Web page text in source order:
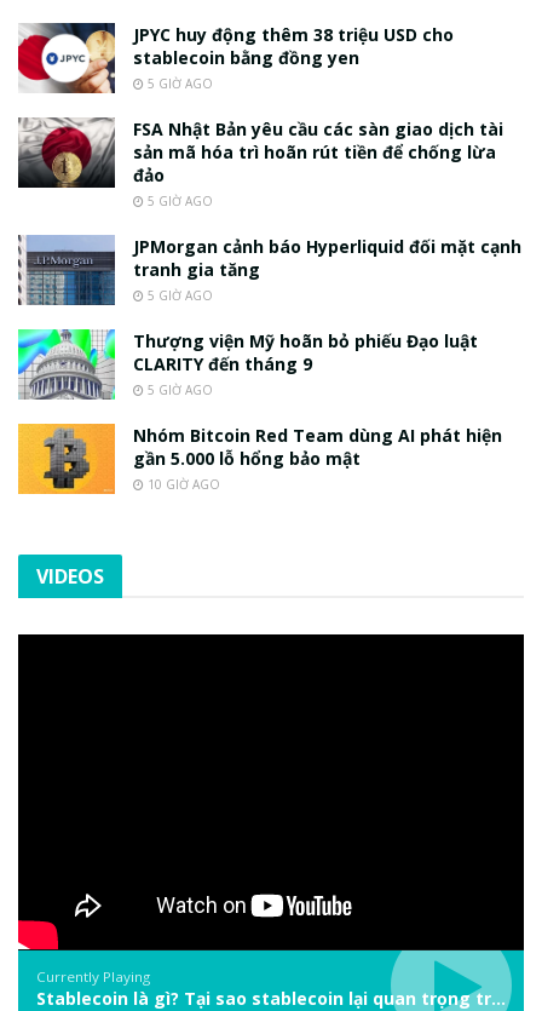
JPYC huy động thêm 38 triệu USD cho
stablecoin bằng đồng yen
5 GIỜ AGO
FSA Nhật Bản yêu cầu các sàn giao dịch tài
sản mã hóa trì hoãn rút tiền để chống lừa
đảo
5 GIỜ AGO
JPMorgan cảnh báo Hyperliquid đối mặt cạnh
tranh gia tăng
5 GIỜ AGO
Thượng viện Mỹ hoãn bỏ phiếu Đạo luật
CLARITY đến tháng 9
5 GIỜ AGO
Nhóm Bitcoin Red Team dùng AI phát hiện
gần 5.000 lỗ hổng bảo mật
10 GIỜ AGO
VIDEOS
Currently Playing
Stablecoin là gì? Tại sao stablecoin lại quan trọng trong thị trường crypto? | Phổ cập Blockchain